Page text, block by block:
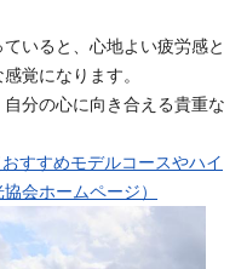
いると、心地よい疲労感と
覚になります。
分の心に向き合える貴重な
すすめモデルコースやハイ
会ホームページ）